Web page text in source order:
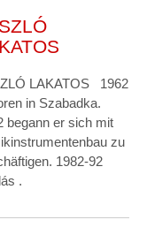
LAKATOS 1962
in Szabadka.
begann er sich mit
zu
1982-92
.